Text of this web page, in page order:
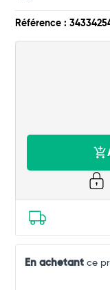
Référence :
En achetantce